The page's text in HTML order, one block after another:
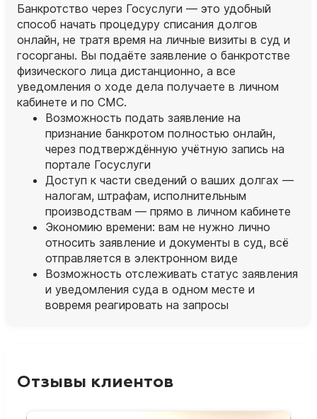
Банкротство через Госуслуги — это удобный
способ начать процедуру списания долгов
онлайн, не тратя время на личные визиты в суд и
госорганы. Вы подаёте заявление о банкротстве
физического лица дистанционно, а все
уведомления о ходе дела получаете в личном
кабинете и по СМС.
Возможность подать заявление на
признание банкротом полностью онлайн,
через подтверждённую учётную запись на
портале Госуслуги
Доступ к части сведений о ваших долгах —
налогам, штрафам, исполнительным
производствам — прямо в личном кабинете
Экономию времени: вам не нужно лично
относить заявление и документы в суд, всё
отправляется в электронном виде
Возможность отслеживать статус заявления
и уведомления суда в одном месте и
вовремя реагировать на запросы
Отзывы клиентов